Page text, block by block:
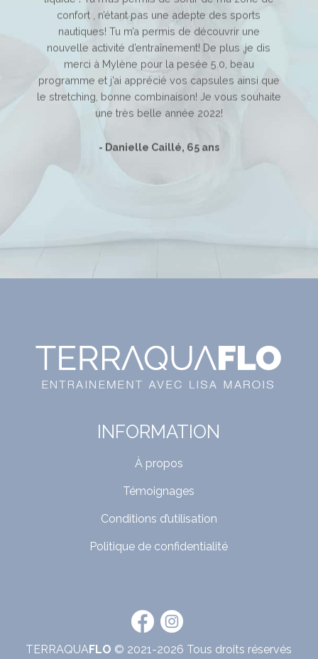
confort , n’étant pas une adepte des sports
nautiques! Tu m’a permis de découvrir une
nouvelle activité d’entraînement! De plus ,je dis
merci à Mylène pour la pesée 5.0, beau
programme et j’ai apprécié vos capsules ainsi que
le stretching, bonne combinaison! Je vous souhaite
une très belle année 2022!
- Danielle Caillé, 65 ans
INFORMATION
À propos
Témoignages
Conditions d’utilisation
Politique de confidentialité
TERRAQUAFLO © 2021-2026 Tous droits réservés